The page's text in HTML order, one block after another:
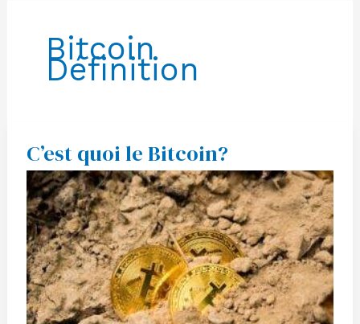
Bitcoin
Définition
C’est quoi le Bitcoin?
C’est
quoi
le
Bitcoin?